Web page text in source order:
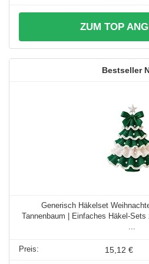
ZUM TOP
Generisch Häkelset
Tannenbaum | Einfaches Häkel-
15,12 €